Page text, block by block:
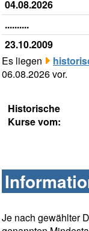
04.08.2026
..........
23.10.2009
Es liegen
06.08.2026 vor.
Historische
Kurse vom:
Je nach gewählter